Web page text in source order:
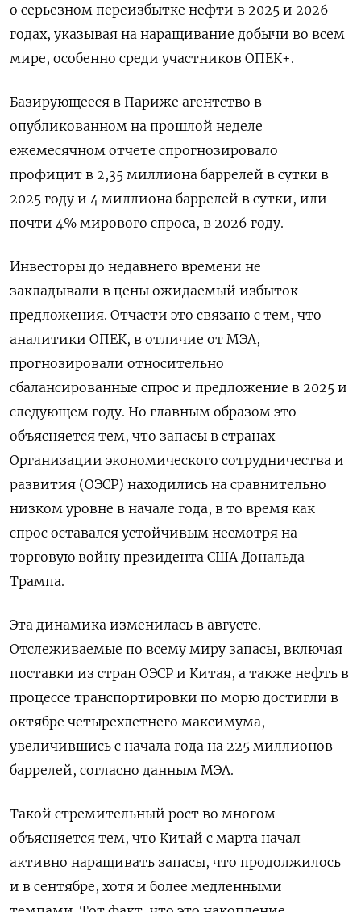
о серьезном переизбытке нефти в 2025 и 2026
годах, указывая на наращивание добычи во всем
мире, особенно среди участников ОПЕК+.
Базирующееся в Париже агентство в
опубликованном на прошлой неделе
ежемесячном отчете спрогнозировало
профицит в 2,35 миллиона баррелей в сутки в
2025 году и 4 миллиона баррелей в сутки, или
почти 4% мирового спроса, в 2026 году.
Инвесторы до недавнего времени не
закладывали в цены ожидаемый избыток
предложения. Отчасти это связано с тем, что
аналитики ОПЕК, в отличие от МЭА,
прогнозировали относительно
сбалансированные спрос и предложение в 2025 и
следующем году. Но главным образом это
объясняется тем, что запасы в странах
Организации экономического сотрудничества и
развития (ОЭСР) находились на сравнительно
низком уровне в начале года, в то время как
спрос оставался устойчивым несмотря на
торговую войну президента США Дональда
Трампа.
Эта динамика изменилась в августе.
Отслеживаемые по всему миру запасы, включая
поставки из стран ОЭСР и Китая, а также нефть в
процессе транспортировки по морю достигли в
октябре четырехлетнего максимума,
увеличившись с начала года на 225 миллионов
баррелей, согласно данным МЭА.
Такой стремительный рост во многом
объясняется тем, что Китай с марта начал
активно наращивать запасы, что продолжилось
и в сентябре, хотя и более медленными